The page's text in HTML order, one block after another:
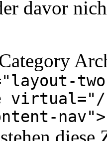
davor
virtual="/
nav">